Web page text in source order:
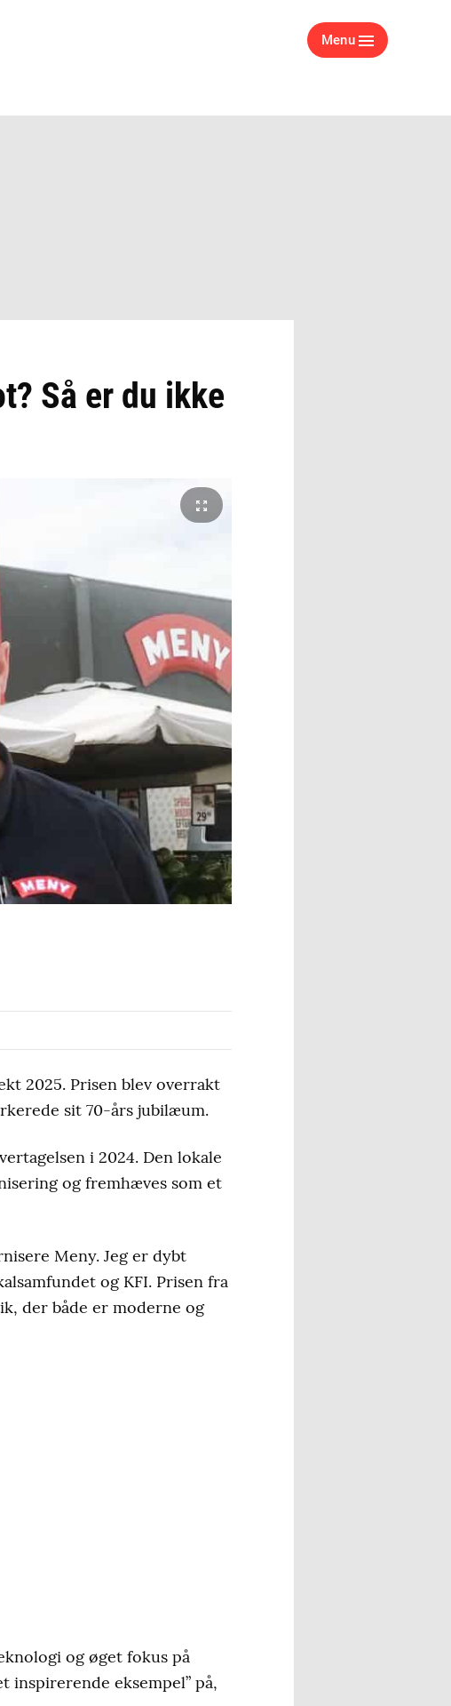
Menu
Så er du ikke
2025. Prisen blev overrakt
sit 70-års jubilæum.
i 2024. Den lokale
og fremhæves som et
Meny. Jeg er dybt
og KFI. Prisen fra
der både er moderne og
og øget fokus på
inspirerende eksempel” på,